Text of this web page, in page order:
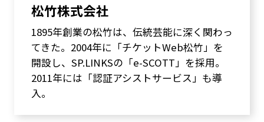
松竹株式会社
1895年創業の松竹は、伝統芸能に深く関わっ
てきた。2004年に「チケットWeb松竹」を
開設し、SP.LINKSの「e-SCOTT」を採用。
2011年には「認証アシストサービス」も導
入。